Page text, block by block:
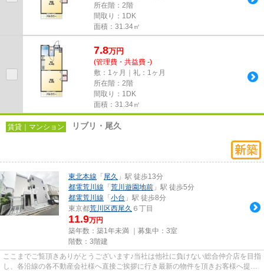
所在階：2階
間取り：1DK
面積：31.34㎡
7.8万円
(管理費・共益費 -)
敷：1ヶ月｜礼：1ヶ月
所在階：2階
間取り：1DK
面積：31.34㎡
賃貸｜マンション リブリ・尾久
東北本線 「 尾久 」駅 徒歩13分
都電荒川線 「 荒川遊園地前 」駅 徒歩5分
都電荒川線 「 小台 」駅 徒歩8分
東京都荒川区西尾久 ６丁目
11.9万円
築年数：築1年未満 ｜募集中： 3室
階数：3階建
ここまでご覧頂きありがとうございます♪当社は他社に負けない総合仲介店を目指
し、各沿線の各不動産会社様へ直接ご挨拶に行き最新の物件を頂きお客様へ提供